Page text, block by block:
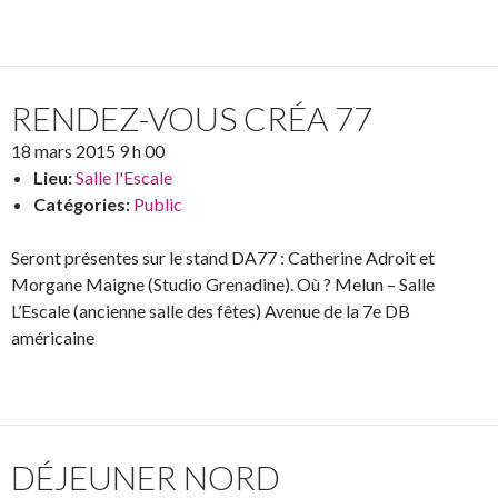
RENDEZ-VOUS CRÉA 77
18 mars 2015 9 h 00
Lieu:Salle l'Escale
Catégories: Public
Seront présentes sur le stand DA77 : Catherine Adroit et
Morgane Maigne (Studio Grenadine). Où ? Melun – Salle
L’Escale (ancienne salle des fêtes) Avenue de la 7e DB
américaine
DÉJEUNER NORD